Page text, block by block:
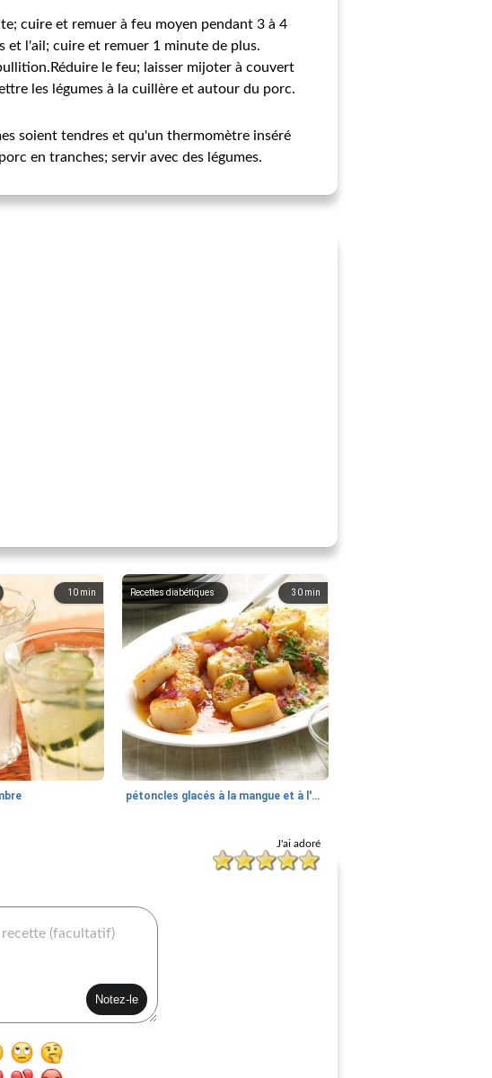
cuire et remuer à feu moyen pendant 3 à 4
et l'ail; cuire et remuer 1 minute de plus.
le feu; laisser mijoter à couvert
les légumes à la cuillère et autour du porc.
soient tendres et qu'un thermomètre inséré
en tranches; servir avec des légumes.
10 min 30 min
Recettes diabétiques
pétoncles glacés à la mangue et à l'ananas
J'ai adoré